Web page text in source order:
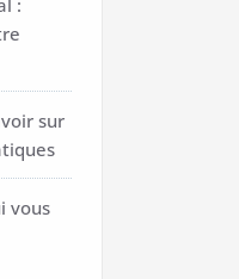
:
sur
vous